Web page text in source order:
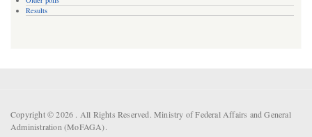
Results
Copyright © 2026 . All Rights Reserved. Ministry of Federal Affairs and General
Administration (MoFAGA).